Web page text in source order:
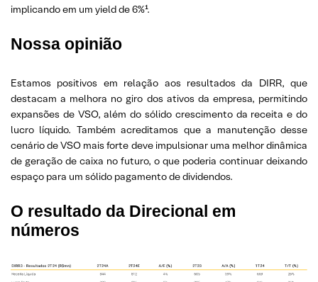
implicando em um yield de 6%¹.
Nossa opinião
Estamos positivos em relação aos resultados da DIRR, que
destacam a melhora no giro dos ativos da empresa, permitindo
expansões de VSO, além do sólido crescimento da receita e do
lucro líquido. Também acreditamos que a manutenção desse
cenário de VSO mais forte deve impulsionar uma melhor dinâmica
de geração de caixa no futuro, o que poderia continuar deixando
espaço para um sólido pagamento de dividendos.
O resultado da Direcional em
números